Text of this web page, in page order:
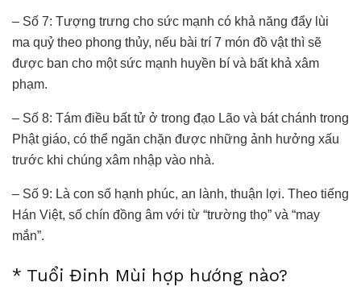
– Số 7: Tượng trưng cho sức mạnh có khả năng đẩy lùi
ma quỷ theo phong thủy, nếu bài trí 7 món đồ vật thì sẽ
được ban cho một sức mạnh huyền bí và bất khả xâm
phạm.
– Số 8: Tám điều bất tử ở trong đạo Lão và bát chánh trong
Phật giáo, có thể ngăn chặn được những ảnh hưởng xấu
trước khi chúng xâm nhập vào nhà.
– Số 9: Là con số hạnh phúc, an lành, thuận lợi. Theo tiếng
Hán Việt, số chín đồng âm với từ “trường thọ” và “may
mắn”.
* Tuổi Đinh Mùi hợp hướng nào?